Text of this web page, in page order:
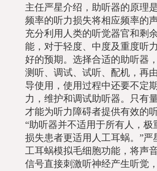
主任严星介绍，助听器的原理
频率的听力损失将相应频率的
充分利用人类的听觉器官和剩
能，对于轻度、中度及重度听
好的预期。选择合适的助听器
测听、调试、试听、配机，再
导使用，使用过程中还要不定
力，维护和调试助听器。只有
才能为听力障碍者提供有效的
“助听器并不适用于所有人，极
损失患者更适用人工耳蜗。”严
工耳蜗模拟毛细胞功能，将声
信号直接刺激听神经产生听觉